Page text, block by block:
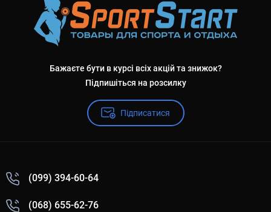
Бажаєте бути в курсі всіх акцій та знижок?
Підпишіться на розсилку
Підписатися
(099) 394-60-64
(068) 655-62-76